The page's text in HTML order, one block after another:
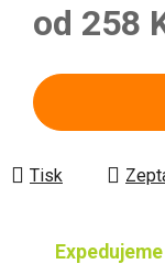
od 258
Tisk